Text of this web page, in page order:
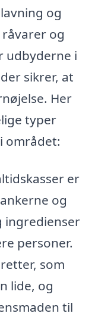
og
og
udbyderne i
sikrer, at
Her
typer
området:
er
og
ingredienser
personer.
som
lide, og
til